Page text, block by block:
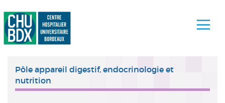
Pôle appareil digestif, endocrinologie et
nutrition